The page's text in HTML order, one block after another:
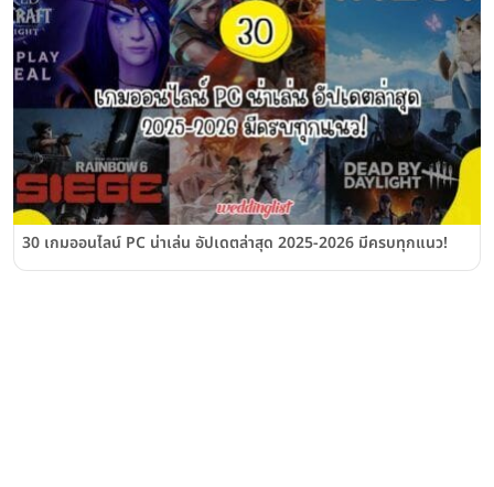
30 เกมออนไลน์ PC น่าเล่น อัปเดตล่าสุด 2025-2026 มีครบทุกแนว!